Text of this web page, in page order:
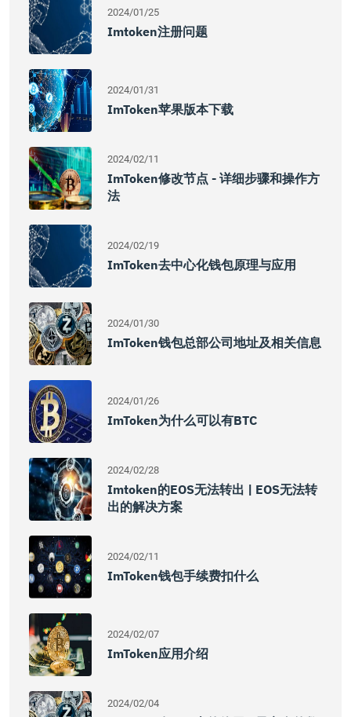
2024/01/25
Imtoken注册问题
2024/01/31
ImToken苹果版本下载
2024/02/11
ImToken修改节点 - 详细步骤和操作方
法
2024/02/19
ImToken去中心化钱包原理与应用
2024/01/30
ImToken钱包总部公司地址及相关信息
2024/01/26
ImToken为什么可以有BTC
2024/02/28
Imtoken的EOS无法转出 | EOS无法转
出的解决方案
2024/02/11
ImToken钱包手续费扣什么
2024/02/07
ImToken应用介绍
2024/02/04